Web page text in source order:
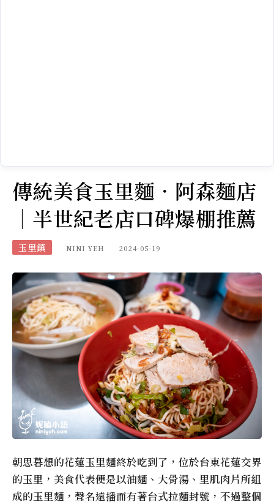
傳統美食玉里麵．阿森麵店
｜半世紀老店口碑爆棚推薦
玉里鎮 NINI YEH 2024-05-19
朝思暮想的花蓮玉里麵終於吃到了，位於台東花蓮交界
的玉里，美食代表便是以油麵、大骨湯、里肌肉片所組
成的玉里麵，聲名遠播而有著台式拉麵封號，不過整個